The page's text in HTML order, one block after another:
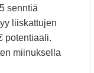
senntiä
liiskattujen
potentiaali.
miinuksella